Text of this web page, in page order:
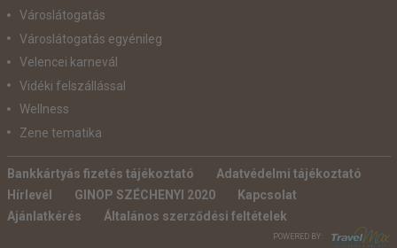
Városlátogatás
Városlátogatás egyénileg
Velencei karnevál
Vidéki felszállással
Wellness
Zene tematika
Bankkártyás fizetés tájékoztató
Adatvédelmi tájékoztató
Hírlevél
GINOP SZÉCHENYI 2020
Kapcsolat
Ajánlatkérés
Általános szerződési feltételek
POWERED BY: